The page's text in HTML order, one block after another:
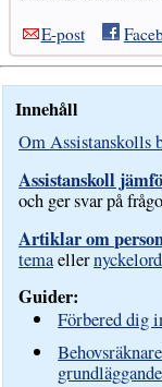
E-post
Innehåll
Om Assistanskolls
Assistanskoll
och ger svar på
Artiklar om
temaellernyckelord
Guider:
Förbered dig